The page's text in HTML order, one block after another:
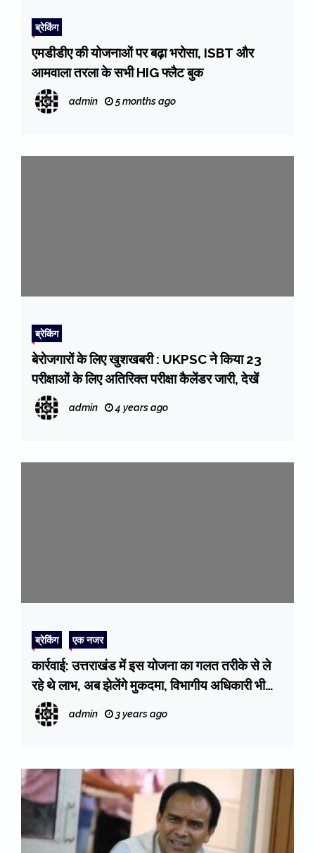
ब्रेकिंग
एमडीडीए की योजनाओं पर बढ़ा भरोसा, ISBT और
आमवाला तरला के सभी HIG फ्लैट बुक
admin 5 months ago
ब्रेकिंग
बेरोजगारों के लिए खुशखबरी : UKPSC ने किया 23
परीक्षाओं के लिए अतिरिक्त परीक्षा कैलेंडर जारी, देखें
admin 4 years ago
ब्रेकिंग एक नजर
कार्रवाई: उत्तराखंड में इस योजना का गलत तरीके से ले
रहे थे लाभ, अब झेलेंगे मुकदमा, विभागीय अधिकारी भी
नपेंगे (Nanda-Gaura)
admin 3 years ago